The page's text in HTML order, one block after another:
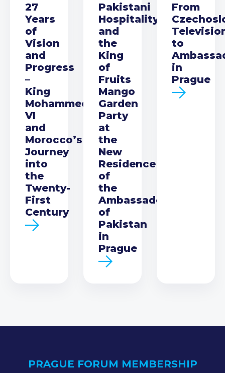
27
Years
of
Vision
and
Progress
–
King
Mohammed
VI
and
Morocco’s
Journey
into
the
Twenty-
First
Century
Pakistani
Hospitality
and
the
King
of
Fruits
Mango
Garden
Party
at
the
New
Residence
of
the
Ambassador
of
Pakistan
in
Prague
From
to
in
Prague
PRAGUE FORUM MEMBERSHIP